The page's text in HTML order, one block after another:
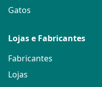
Gatos
Lojas e Fabricantes
Fabricantes
Lojas